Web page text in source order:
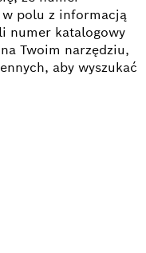
polu z informacją
numer katalogowy
Twoim narzędziu,
aby wyszukać